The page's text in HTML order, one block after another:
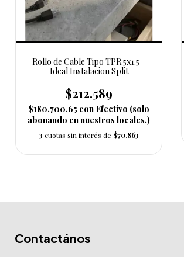
Rollo de Cable Tipo TPR 5x1.5 -
Ideal Instalacion Split
$212.589
$180.700,65 con Efectivo (solo
abonando en nuestros locales.)
3 cuotas sin interés de $70.863
Contactános